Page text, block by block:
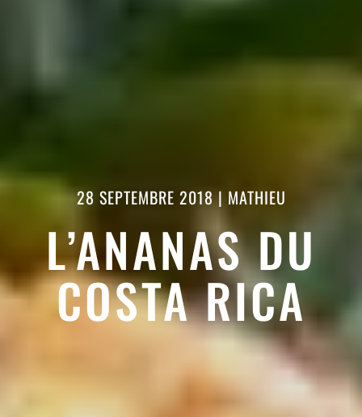
28 SEPTEMBRE 2018| MATHIEU
L’ANANAS DU
COSTA RICA